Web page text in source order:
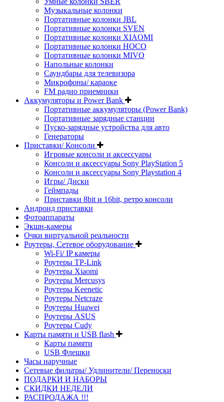
Музыкальные колонки
Портативные колонки JBL
Портативные колонки SVEN
Портативные колонки XIAOMI
Портативные колонки HOCO
Портативные колонки MIVO
Напольные колонки
Саундбары для телевизора
Микрофоны/ караоке
FM радио приемники
Аккумуляторы и Power Bank
Портативные аккумуляторы (Power Bank)
Портативные зарядные станции
Пуско-зарядные устройства для авто
Генераторы
Приставки/ Консоли
Игровые консоли и аксессуары
Консоли и аксессуары Sony PlayStation 5
Консоли и аксессуары Sony Playstation 4
Игры/ Диски
Геймпады
Приставки 8bit и 16bit, ретро консоли
Андроид приставки
Фотоаппараты
Экшн-камеры
Очки виртуальной реальности
Роутеры, Сетевое оборудование
Wi-Fi/ IP камеры
Роутеры TP-Link
Роутеры Xiaomi
Роутеры Mercusys
Роутеры Keenetic
Роутеры Netcraze
Роутеры Huawei
Роутеры ASUS
Роутеры Cudy
Карты памяти и USB flash
Карты памяти
USB Флешки
Часы наручные
Сетевые фильтры/ Удлинители/ Переноски
ПОДАРКИ И НАБОРЫ
СКИДКИ НЕДЕЛИ
РАСПРОДАЖА !!!